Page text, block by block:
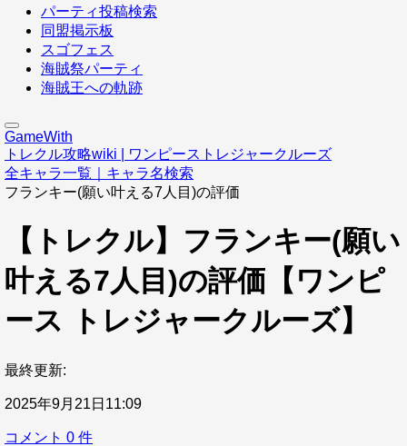
パーティ投稿検索
同盟掲示板
スゴフェス
海賊祭パーティ
海賊王への軌跡
GameWith
トレクル攻略wiki | ワンピーストレジャークルーズ
全キャラ一覧｜キャラ名検索
フランキー(願い叶える7人目)の評価
【トレクル】フランキー(願い
叶える7人目)の評価【ワンピ
ース トレジャークルーズ】
最終更新:
2025年9月21日11:09
コメント 0 件